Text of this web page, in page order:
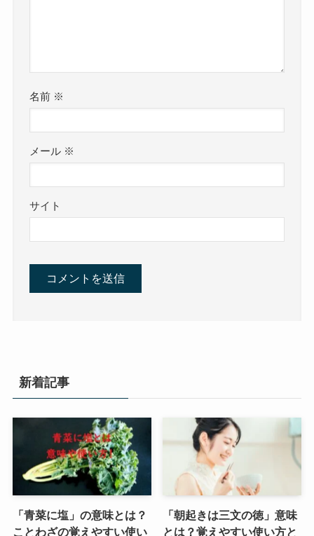
名前 ※
メール ※
サイト
新着記事
「青菜に塩」の意味とは？
ことわざの覚えやすい使い
「朝起きは三文の徳」意味
とは？覚えやすい使い方と